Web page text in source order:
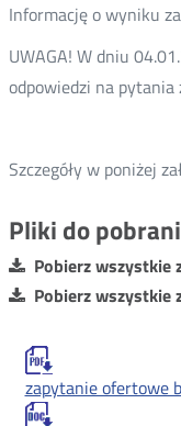
Informację o wyniku
UWAGA! W dniu
odpowiedzi na pytania
Szczegóły w poniżej
Pliki do
Pobierz wszystkie
Pobierz wszystkie
zapytanie ofertowe